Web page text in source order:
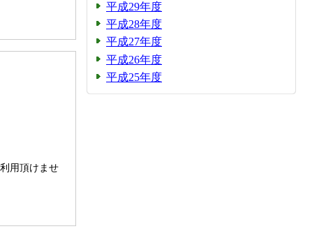
用頂けませ
平成29年度
平成28年度
平成27年度
平成26年度
平成25年度